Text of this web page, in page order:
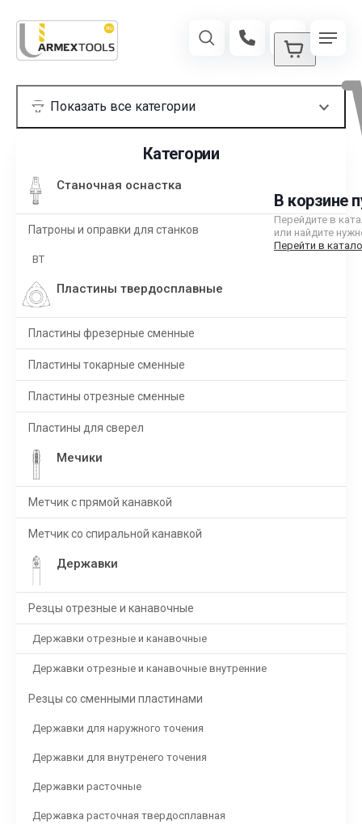
В корзине
Перейдите в
или найдите
Перейти в
Категории
Станочная оснастка
Патроны и оправки для станков
BT
Пластины твердосплавные
Пластины фрезерные сменные
Пластины токарные сменные
Пластины отрезные сменные
Пластины для сверел
Мечики
Метчик с прямой канавкой
Метчик со спиральной канавкой
Державки
Резцы отрезные и канавочные
Державки отрезные и канавочные
Державки отрезные и канавочные внутренние
Резцы со сменными пластинами
Державки для наружного точения
Державки для внутренего точения
Державки расточные
Державка расточная твердосплавная